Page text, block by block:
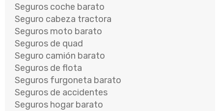
Seguros coche barato
Seguro cabeza tractora
Seguros moto barato
Seguros de quad
Seguro camión barato
Seguros de flota
Seguros furgoneta barato
Seguros de accidentes
Seguros hogar barato